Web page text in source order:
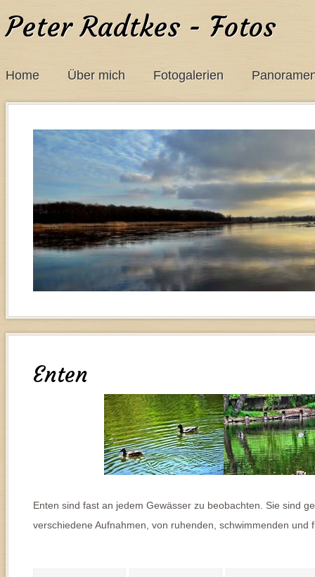
Peter Radtkes - Fotos
Home Über mich Fotogalerien
Enten
Enten sind fast an jedem Gewässer zu beobachten. Sie sind
verschiedene Aufnahmen, von ruhenden, schwimmenden und